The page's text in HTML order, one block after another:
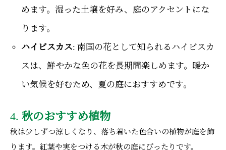
めます。湿った土壌を好み、庭のアクセントにな
ります。
ハイビスカス: 南国の花として知られるハイビスカ
スは、鮮やかな色の花を長期間楽しめます。暖か
い気候を好むため、夏の庭におすすめです。
4. 秋のおすすめ植物
秋は少しずつ涼しくなり、落ち着いた色合いの植物が庭を飾
ります。紅葉や実をつける木が秋の庭にぴったりです。